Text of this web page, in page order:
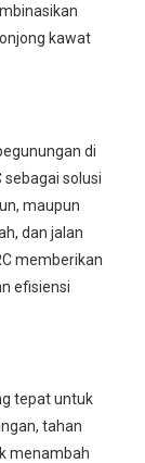
kawat
di
sebagai solusi
maupun
dan jalan
memberikan
efisiensi
tepat untuk
tahan
menambah